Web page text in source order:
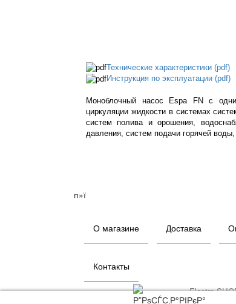
Технические характеристики (pdf)
Инструкция по эксплуатации (pdf)
Моноблочный насос Espa FN с
циркуляции жидкости в системах
систем полива и орошения,
давления, систем подачи горячей
п»ї
О магазине Доставка
Контакты
Electro-